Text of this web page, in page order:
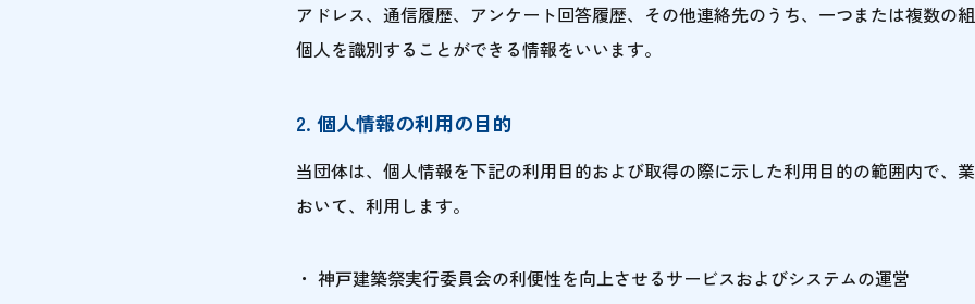
アドレス、通信履歴、アンケート回答履歴、その他連絡先のうち、一つまたは複数の
個人を識別することができる情報をいいます。
2. 個人情報の利用の目的
当団体は、個人情報を下記の利用目的および取得の際に示した利用目的の範囲内で、
おいて、利用します。
神戸建築祭実行委員会の利便性を向上させるサービスおよびシステムの運営